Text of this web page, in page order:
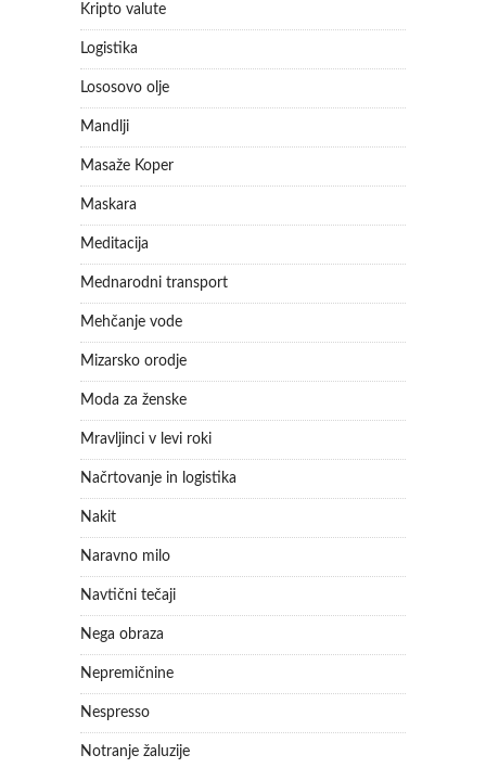
Kripto valute
Logistika
Lososovo olje
Mandlji
Masaže Koper
Maskara
Meditacija
Mednarodni transport
Mehčanje vode
Mizarsko orodje
Moda za ženske
Mravljinci v levi roki
Načrtovanje in logistika
Nakit
Naravno milo
Navtični tečaji
Nega obraza
Nepremičnine
Nespresso
Notranje žaluzije